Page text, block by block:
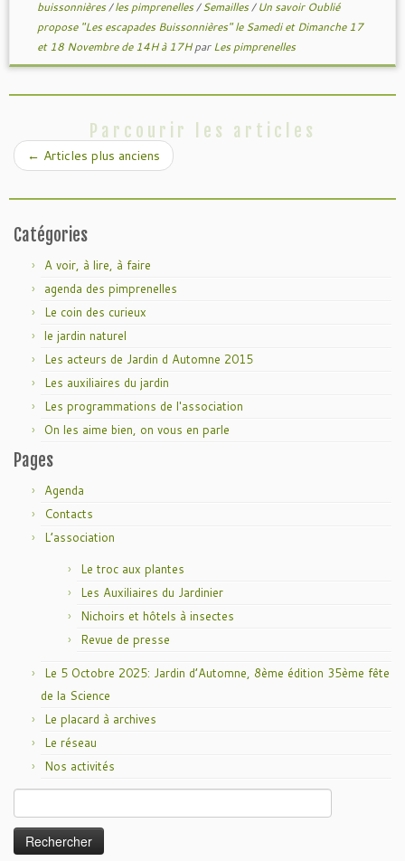
buissonnières/les pimprenelles/Semailles/Un savoir Oublié
propose "Les escapades Buissonnières" le Samedi et Dimanche 17
et 18 Novembre de 14H à 17HparLes pimprenelles
Parcourir les articles
← Articles plus anciens
Catégories
A voir, à lire, à faire
agenda des pimprenelles
Le coin des curieux
le jardin naturel
Les acteurs de Jardin d Automne 2015
Les auxiliaires du jardin
Les programmations de l'association
On les aime bien, on vous en parle
Pages
Agenda
Contacts
L’association
Le troc aux plantes
Les Auxiliaires du Jardinier
Nichoirs et hôtels à insectes
Revue de presse
Le 5 Octobre 2025: Jardin d’Automne, 8ème édition 35ème fête
de la Science
Le placard à archives
Le réseau
Nos activités